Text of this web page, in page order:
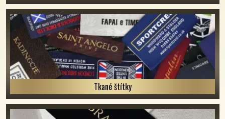
Tkané štítky